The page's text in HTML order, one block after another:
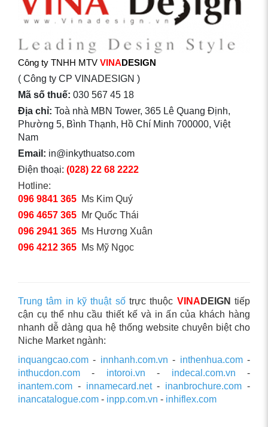
Công ty TNHH MTV VINADESIGN
( Công ty CP VINADESIGN )
Mã số thuế: 030 567 45 18
Địa chỉ: Toà nhà MBN Tower, 365 Lê Quang Định,
Phường 5, Bình Thạnh, Hồ Chí Minh 700000, Việt
Nam
Email: in@inkythuatso.com
Điện thoại: (028) 22 68 2222
Hotline:
096 9841 365 Ms Kim Quý
096 4657 365 Mr Quốc Thái
096 2941 365 Ms Hương Xuân
096 4212 365 Ms Mỹ Ngọc
Trung tâm in kỹ thuật sốtrực thuộc VINA DEIGN tiếp
cận cụ thể nhu cầu thiết kế và in ấn của khách hàng
nhanh dễ dàng qua hệ thống website chuyên biệt cho
Niche Market ngành:
inquangcao.com - innhanh.com.vn - inthenhua.com-
inthucdon.com - intoroi.vn - indecal.com.vn -
inantem.com - innamecard.net- inanbrochure.com -
inancatalogue.com - inpp.com.vn - inhiflex.com